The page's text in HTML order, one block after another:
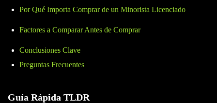
Por Qué Importa Comprar de un Minorista Licenciado
Factores a Comparar Antes de Comprar
Conclusiones Clave
Preguntas Frecuentes
Guía Rápida TLDR